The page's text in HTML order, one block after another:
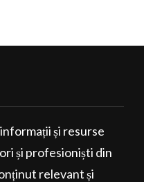
și resurse
și profesioniști din
relevant și